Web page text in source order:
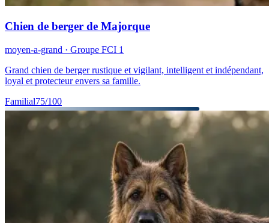
Chien de berger de Majorque
moyen-a-grand · Groupe FCI 1
Grand chien de berger rustique et vigilant, intelligent et indépendant,
loyal et protecteur envers sa famille.
Familial75/100